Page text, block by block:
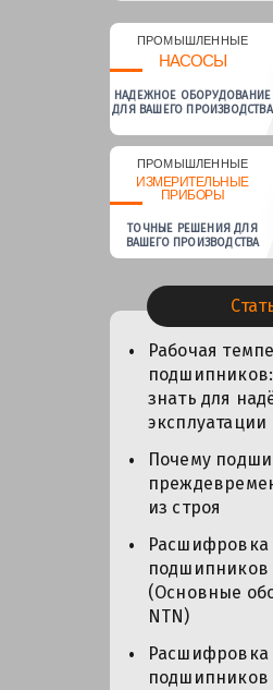
ПРОМЫШЛЕННЫЕ
НАСОСЫ
НАДЕЖНОЕ ОБОРУДОВАНИЕ
ДЛЯ ВАШЕГО ПРОИЗВОДСТВА
ПРОМЫШЛЕННЫЕ
ИЗМЕРИТЕЛЬНЫЕ
ПРИБОРЫ
ТОЧНЫЕ РЕШЕНИЯ ДЛЯ
ВАШЕГО ПРОИЗВОДСТВА
Рабочая
знать для
эксплуатации
Почему
из строя
Расшифровка
подшипников
(Основные
NTN)
Расшифровка
подшипников